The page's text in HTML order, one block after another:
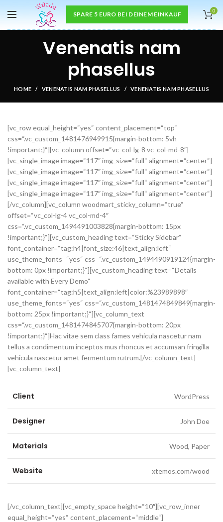
SPARE 5 EURO BEI DEINEM EINKAUF 0
Venenatis nam
phasellus
HOME VENENATIS NAM PHASELLUS VENENATIS NAM PHASELLUS
[vc_row equal_height=“yes“ content_placement=“top“
css=“.vc_custom_1481476949915{margin-bottom: 5vh
!important;}“][vc_column offset=“vc_col-lg-8 vc_col-md-8″]
[vc_single_image image=“117″ img_size=“full“ alignment=“center“]
[vc_single_image image=“117″ img_size=“full“ alignment=“center“]
[vc_single_image image=“117″ img_size=“full“ alignment=“center“]
[vc_single_image image=“117″ img_size=“full“ alignment=“center“]
[/vc_column][vc_column woodmart_sticky_column=“true“
offset=“vc_col-lg-4 vc_col-md-4″
css=“.vc_custom_1494491003828{margin-bottom: 15px
!important;}“][vc_custom_heading text=“Sticky Sidebar“
font_container=“tag:h4|font_size:46|text_align:left“
use_theme_fonts=“yes“ css=“.vc_custom_1494490919124{margin-
bottom: 0px !important;}“][vc_custom_heading text=“Details
available with Every Demo“
font_container=“tag:h5|text_align:left|color:%23989898″
use_theme_fonts=“yes“ css=“.vc_custom_1481474849849{margin-
bottom: 25px !important;}“][vc_column_text
css=“.vc_custom_1481474845707{margin-bottom: 20px
!important;}“]Hac vitae sem class fames vehicula nascetur nam
tellus a condimentum inceptos mus rhoncus et accumsan fringilla
vehicula nascetur amet fermentum rutrum.[/vc_column_text]
[vc_column_text]
Client WordPress
Designer John Doe
Materials Wood, Paper
Website xtemos.com/wood
[/vc_column_text][vc_empty_space height=“10″][vc_row_inner
equal_height=“yes“ content_placement=“middle“]